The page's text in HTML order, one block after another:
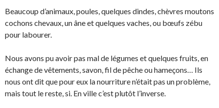
Beaucoup d’animaux, poules, quelques dindes, chèvres moutons
cochons chevaux, un âne et quelques vaches, ou bœufs zébu
pour labourer.
Nous avons pu avoir pas mal de légumes et quelques fruits, en
échange de vêtements, savon, fil de pêche ou hameçons… Ils
nous ont dit que pour eux la nourriture n’était pas un problème,
mais tout le reste, si. En ville c’est plutôt l’inverse.